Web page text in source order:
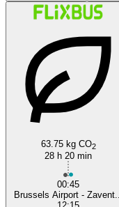
63.75 kg CO2
28 h 20 min
00:45
Brussels Airport - Zavent...